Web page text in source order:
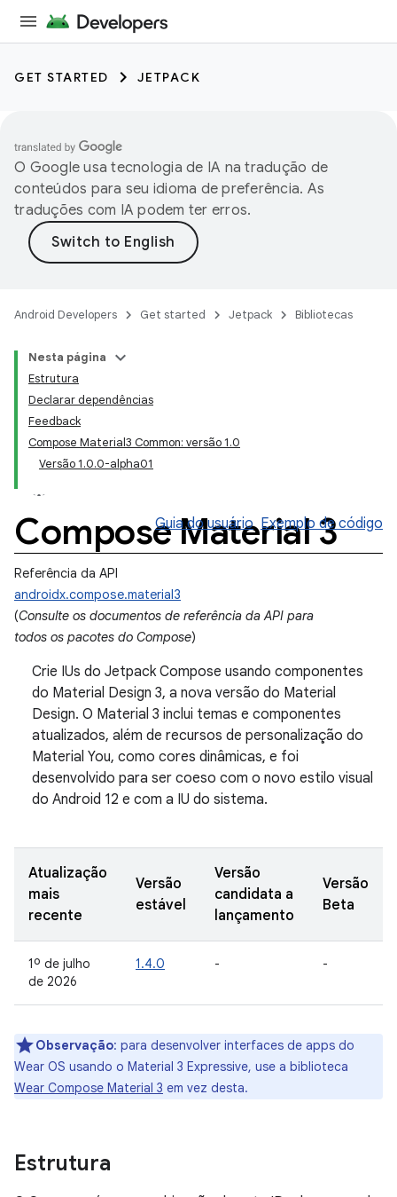
GET STARTED JETPACK
O Google usa tecnologia de IA na tradução de
conteúdos para seu idioma de preferência. As
traduções com IA podem ter erros.
Android Developers Get started Jetpack Bibliotecas
Nesta página
Estrutura
Declarar dependências
Feedback
Compose Material3 Common: versão 1.0
Versão 1.0.0-alpha01
Compose Material 3
Guia do usuário Exemplo de código
Referência da API
androidx.compose.material3
(Consulte os documentos de referência da API para
todos os pacotes do Compose)
Crie IUs do Jetpack Compose usando componentes
do Material Design 3, a nova versão do Material
Design. O Material 3 inclui temas e componentes
atualizados, além de recursos de personalização do
Material You, como cores dinâmicas, e foi
desenvolvido para ser coeso com o novo estilo visual
do Android 12 e com a IU do sistema.
Atualização
mais
recente
Versão
estável
Versão
candidata a
lançamento
Versão
Beta
1º de julho
de 2026
1.4.0 - -
Observação: para desenvolver interfaces de apps do
Wear OS usando o Material 3 Expressive, use a biblioteca
Wear Compose Material 3 em vez desta.
Estrutura